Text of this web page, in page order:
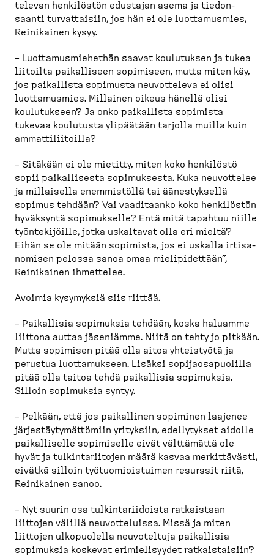
televan henkilöstön edustajan asema ja tiedon­
saanti turvat­taisiin, jos hän ei ole luotta­musmies,
Reinikainen kysyy.
– Luotta­mus­mie­hethän saavat koulutuksen ja tukea
liitoilta paikal­liseen sopimiseen, mutta miten käy,
jos paikallista sopimusta neuvot­televa ei olisi
luotta­musmies. Millainen oikeus hänellä olisi
koulutukseen? Ja onko paikallista sopimista
tukevaa koulutusta ylipäätään tarjolla muilla kuin
ammatti­lii­toilla?
– Sitäkään ei ole mietitty, miten koko henkilöstö
sopii paikal­lisesta sopimuksesta. Kuka neuvottelee
ja millaisella enemmistöllä tai äänestyksellä
sopimus tehdään? Vai vaaditaanko koko henkilöstön
hyväksyntä sopimukselle? Entä mitä tapahtuu niille
työnte­ki­jöille, jotka uskaltavat olla eri mieltä?
Eihän se ole mitään sopimista, jos ei uskalla irtisa­
nomisen pelossa sanoa omaa mielipi­dettään”,
Reinikainen ihmettelee.
Avoimia kysymyksiä siis riittää.
– Paikallisia sopimuksia tehdään, koska haluamme
liittona auttaa jäseniämme. Niitä on tehty jo pitkään.
Mutta sopimisen pitää olla aitoa yhteistyötä ja
perustua luotta­mukseen. Lisäksi sopijaos­a­puolilla
pitää olla taitoa tehdä paikallisia sopimuksia.
Silloin sopimuksia syntyy.
– Pelkään, että jos paikallinen sopiminen laajenee
järjes­täy­ty­mät­tömiin yrityksiin, edelly­tykset aidolle
paikal­liselle sopimiselle eivät välttämättä ole
hyvät ja tulkin­ta­riitojen määrä kasvaa merkit­tävästi,
eivätkä silloin työtuo­miois­tuimen resurssit riitä,
Reinikainen sanoo.
– Nyt suurin osa tulkin­ta­rii­doista ratkaistaan
liittojen välillä neuvot­te­luissa. Missä ja miten
liittojen ulkopuolella neuvoteltuja paikallisia
sopimuksia koskevat erimie­li­syydet ratkais­taisiin?